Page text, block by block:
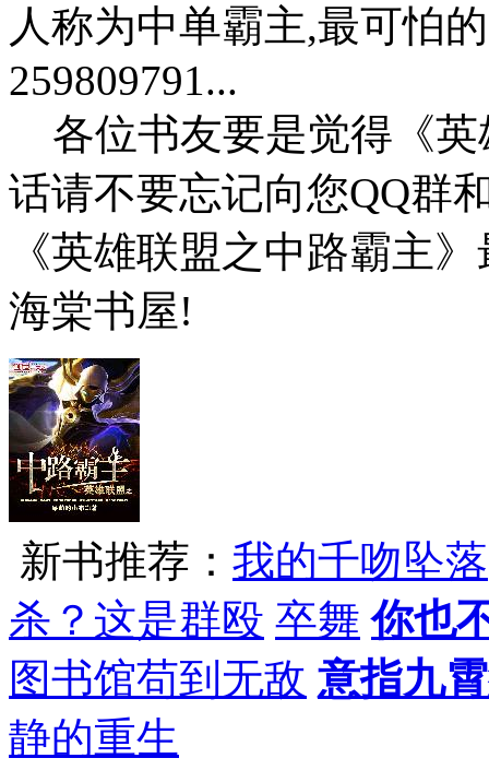
人称为中单霸主,最可怕
259809791...
各位书友要是觉得《英
话请不要忘记向您QQ群
《英雄联盟之中路霸主
海棠书屋!
新书推荐： 我的千吻坠落
杀？这是群殴 卒舞 你也
图书馆苟到无敌 意指九
静的重生